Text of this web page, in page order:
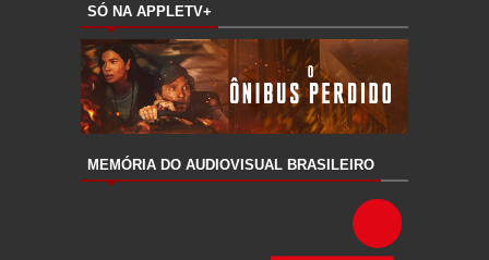
SÓ NA APPLETV+
MEMÓRIA DO AUDIOVISUAL BRASILEIRO